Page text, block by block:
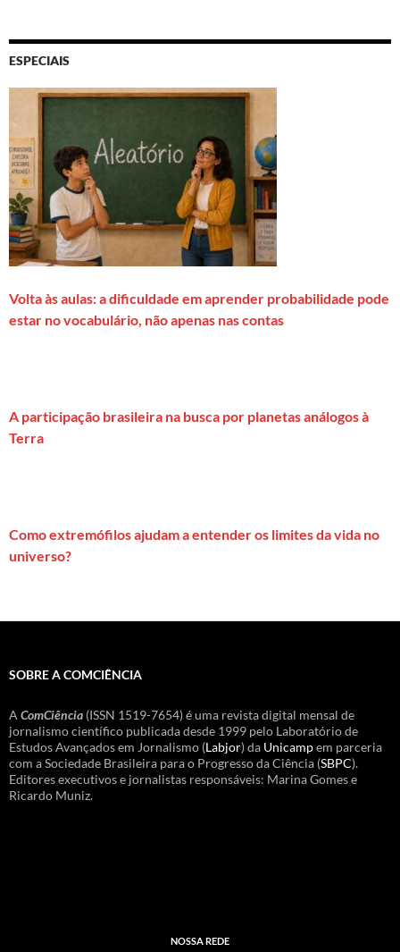
ESPECIAIS
Volta às aulas: a dificuldade em aprender probabilidade pode
estar no vocabulário, não apenas nas contas
A participação brasileira na busca por planetas análogos à
Terra
Como extremófilos ajudam a entender os limites da vida no
universo?
SOBRE A COMCIÊNCIA
A ComCiência (ISSN 1519-7654) é uma revista digital mensal de
jornalismo científico publicada desde 1999 pelo Laboratório de
Estudos Avançados em Jornalismo (Labjor) da Unicampem parceria
com a Sociedade Brasileira para o Progresso da Ciência (SBPC).
Editores executivos e jornalistas responsáveis: Marina Gomes e
Ricardo Muniz.
NOSSA REDE